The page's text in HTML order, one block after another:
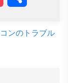
cンのトラブル